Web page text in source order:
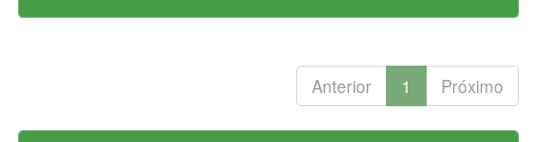
Anterior 1 Próximo